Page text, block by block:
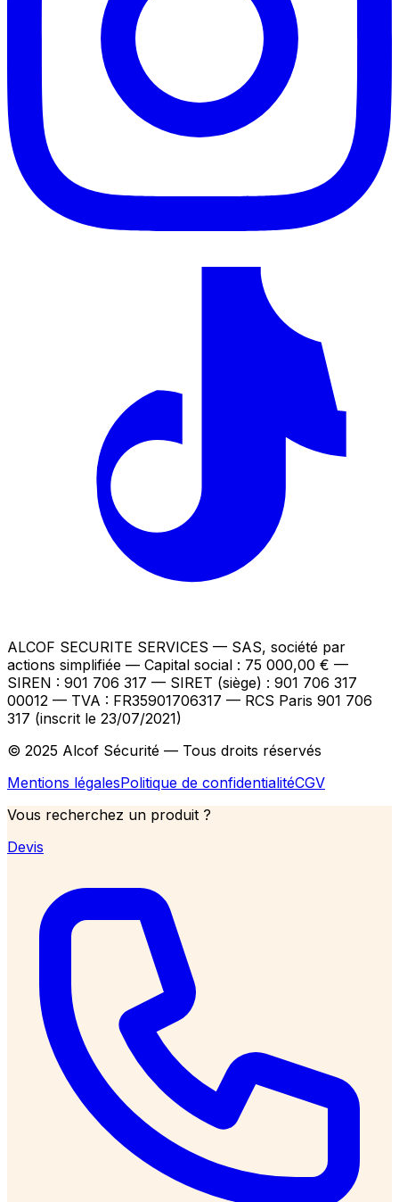
ALCOF SECURITE SERVICES — SAS, société par
actions simplifiée — Capital social : 75 000,00 € —
SIREN : 901 706 317 — SIRET (siège) : 901 706 317
00012 — TVA : FR35901706317 — RCS Paris 901 706
317 (inscrit le 23/07/2021)
© 2025 Alcof Sécurité — Tous droits réservés
Mentions légalesPolitique de confidentialitéCGV
Vous recherchez un produit ?
Devis